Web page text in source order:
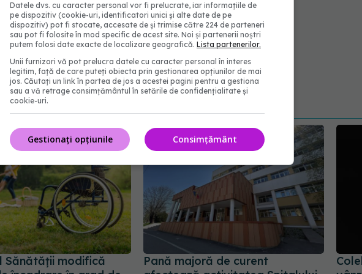
de spirit se va îmbunătăţi.
pastelui
Sănătății modifică
Pană majoră de curent
Datele dvs. cu caracter personal vor fi prelucrate, iar informațiile de
pe dispozitiv (cookie-uri, identificatori unici și alte date de pe
dispozitiv) pot fi stocate, accesate de și trimise către 224 de parteneri
sau pot fi folosite în mod specific de acest site. Noi și partenerii noștri
putem folosi date exacte de localizare geografică. Lista partenerilor.
Unii furnizori vă pot prelucra datele cu caracter personal în interes
legitim, față de care puteți obiecta prin gestionarea opțiunilor de mai
jos. Căutați un link în partea de jos a acestei pagini pentru a gestiona
sau a vă retrage consimțământul în setările de confidențialitate și
cookie-uri.
Consimțământ
Gestionați opțiunile